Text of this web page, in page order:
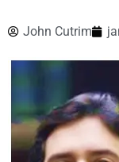
John Cutrim